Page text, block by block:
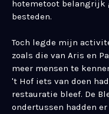
hotemetoot belangrijk
besteden.
Toch legde mijn
zoals die van Aris en
meer mensen te
't Hof iets van doen
restauratie bleef. De
ondertussen hadden